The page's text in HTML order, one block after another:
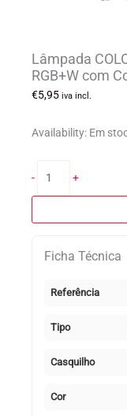
Lâmpada
RGB+W com
€5,95 iva incl.
Availability: Em
-
COLOURS
5W
350lm
com
+
Ficha Técnica
Referência
Tipo
Casquilho
Cor